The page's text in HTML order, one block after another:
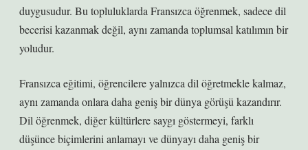
duygusudur. Bu topluluklarda Fransızca öğrenmek, sadece dil
becerisi kazanmak değil, aynı zamanda toplumsal katılımın bir
yoludur.
Fransızca eğitimi, öğrencilere yalnızca dil öğretmekle kalmaz,
aynı zamanda onlara daha geniş bir dünya görüşü kazandırır.
Dil öğrenmek, diğer kültürlere saygı göstermeyi, farklı
düşünce biçimlerini anlamayı ve dünyayı daha geniş bir